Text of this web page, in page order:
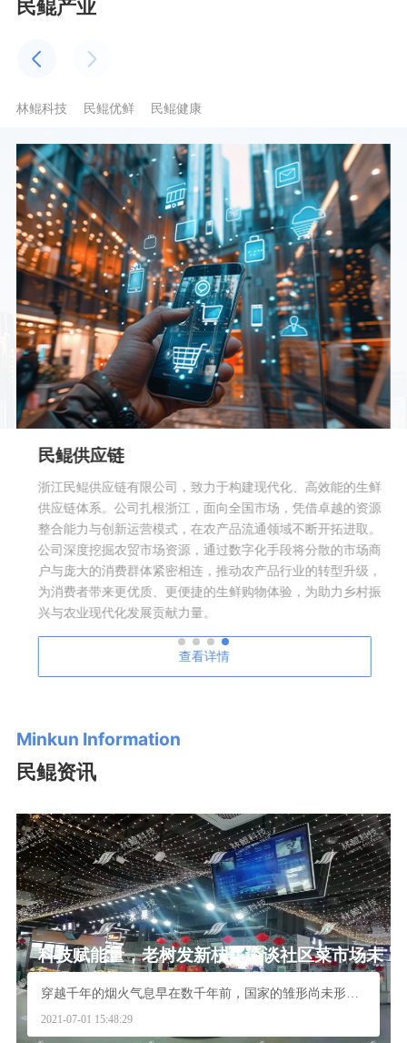
民鲲产业
林鲲科技 民鲲优鲜 民鲲健康
市场智慧化、数字化软硬件研发，
网等前沿技术的整合应用，潜心研
）市场信息化管理平台、市场监管
市场O2O电商平台以及市场B2B电
生态链。公司成功案例超过3000家
江苏、江西、河南、湖南、湖北、
打造新时代国内智慧化、数字化农
导者。
查看详情
民鲲运营秉承“赋能商户、
营团队及雄厚资本投入，
装修、招商、管理、策划
体化服务，并为广大客户
解决方案。自成立至今，
程，所运营市场已荣获浙
Minkun Information
民鲲资讯
科技赋能量，老树发新枝—谈谈社区菜市场未
来的发展方向
穿越千年的烟火气息早在数千年前，国家的雏形尚未形成...
2021-07-01 15:48:29